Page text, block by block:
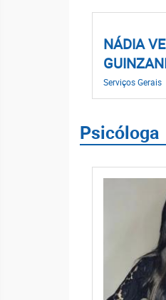
NÁDIA
Serviços Gerais
Psicóloga